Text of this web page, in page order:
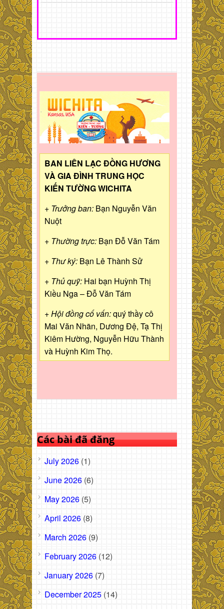
BAN LIÊN LẠC ĐỒNG HƯƠNG
VÀ GIA ĐÌNH TRUNG HỌC
KIẾN TƯỜNG WICHITA
+ Trưởng ban: Bạn Nguyễn Văn
Nuột
+ Thường trực: Bạn Đỗ Văn Tám
+ Thư ký: Bạn Lê Thành Sử
+ Thủ quỹ: Hai bạn Huỳnh Thị
Kiều Nga – Đỗ Văn Tám
+ Hội đồng cố vấn:quý thầy cô
Mai Văn Nhãn, Dương Đệ, Tạ Thị
Kiêm Hường, Nguyễn Hữu Thành
và Huỳnh Kim Thọ.
Các bài đã đăng
July 2026 (1)
June 2026 (6)
May 2026 (5)
April 2026 (8)
March 2026 (9)
February 2026 (12)
January 2026 (7)
December 2025 (14)